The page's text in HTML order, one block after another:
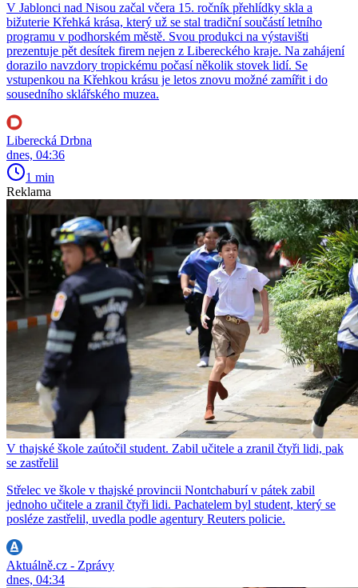
V Jablonci nad Nisou začal včera 15. ročník přehlídky skla a
bižuterie Křehká krása, který už se stal tradiční součástí letního
programu v podhorském městě. Svou produkci na výstavišti
prezentuje pět desítek firem nejen z Libereckého kraje. Na zahájení
dorazilo navzdory tropickému počasí několik stovek lidí. Se
vstupenkou na Křehkou krásu je letos znovu možné zamířit i do
sousedního sklářského muzea.
Liberecká Drbna
dnes, 04:36
1 min
Reklama
V thajské škole zaútočil student. Zabil učitele a zranil čtyři lidi, pak
se zastřelil
Střelec ve škole v thajské provincii Nontchaburí v pátek zabil
jednoho učitele a zranil čtyři lidi. Pachatelem byl student, který se
posléze zastřelil, uvedla podle agentury Reuters policie.
Aktuálně.cz - Zprávy
dnes, 04:34